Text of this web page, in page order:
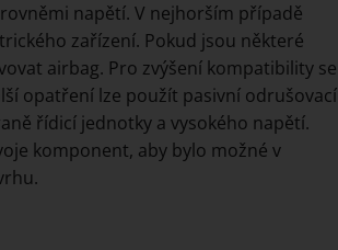
napětí. V nejhorším případě
zařízení. Pokud jsou některé
airbag. Pro zvýšení kompatibility se
opatření lze použít pasivní odrušovací
řídicí jednotky a vysokého napětí.
komponent, aby bylo možné v